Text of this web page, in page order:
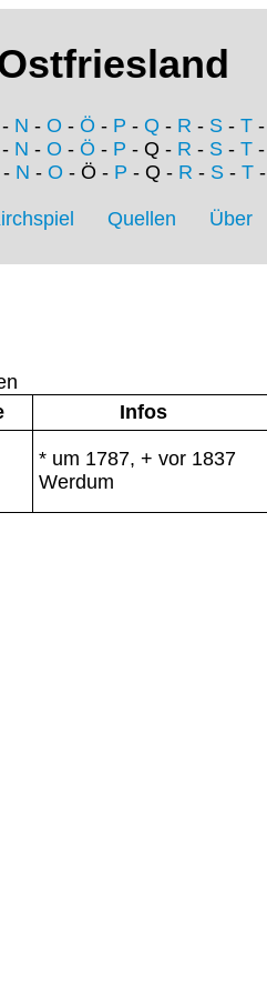
- N - O - Ö - P - Q - R - S - T -
- N - O - Ö - P - Q - R - S - T -
- N - O - Ö - P - Q - R - S- T-
Quellen Über
Infos
* um 1787, + vor 1837
Werdum